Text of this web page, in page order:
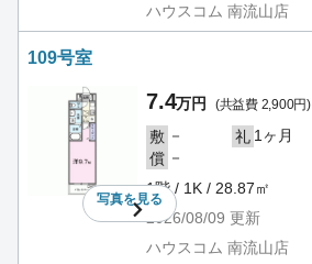
ハウスコム 南流山店
109号室
写真を見る
7.4万円 (共益費 2,900円)
敷 － 礼 1ヶ月
償 －
1階 / 1K / 28.87㎡
2026/08/09 更新
ハウスコム 南流山店